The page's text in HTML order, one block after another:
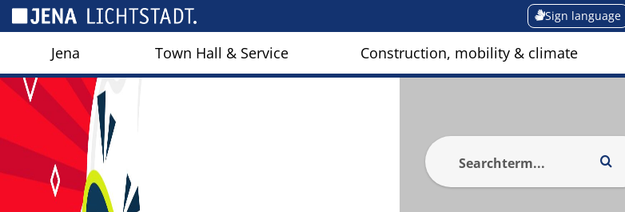
Sign language
Jena Town Hall & Service Construction, mobility & climate
Cookies management panel